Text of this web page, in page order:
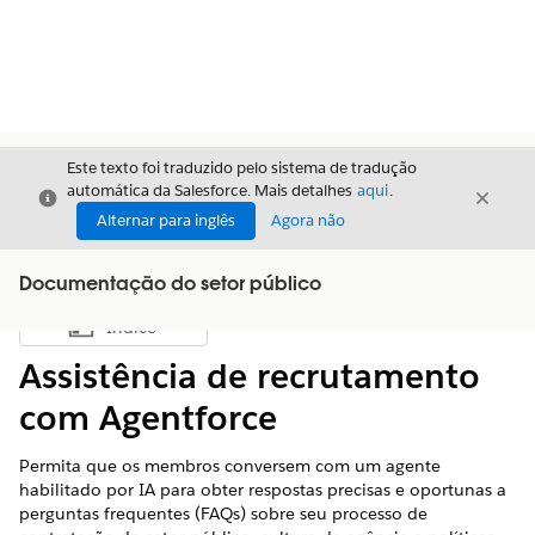
Fechar
Este texto foi traduzido pelo sistema de tradução
automática da Salesforce. Mais detalhes aqui.
Alternar para inglês
Agora não
Fechar
Documentação do setor público
Mostrar índice
Índice
Assistência de recrutamento
com Agentforce
Permita que os membros conversem com um agente
habilitado por IA para obter respostas precisas e oportunas a
perguntas frequentes (FAQs) sobre seu processo de